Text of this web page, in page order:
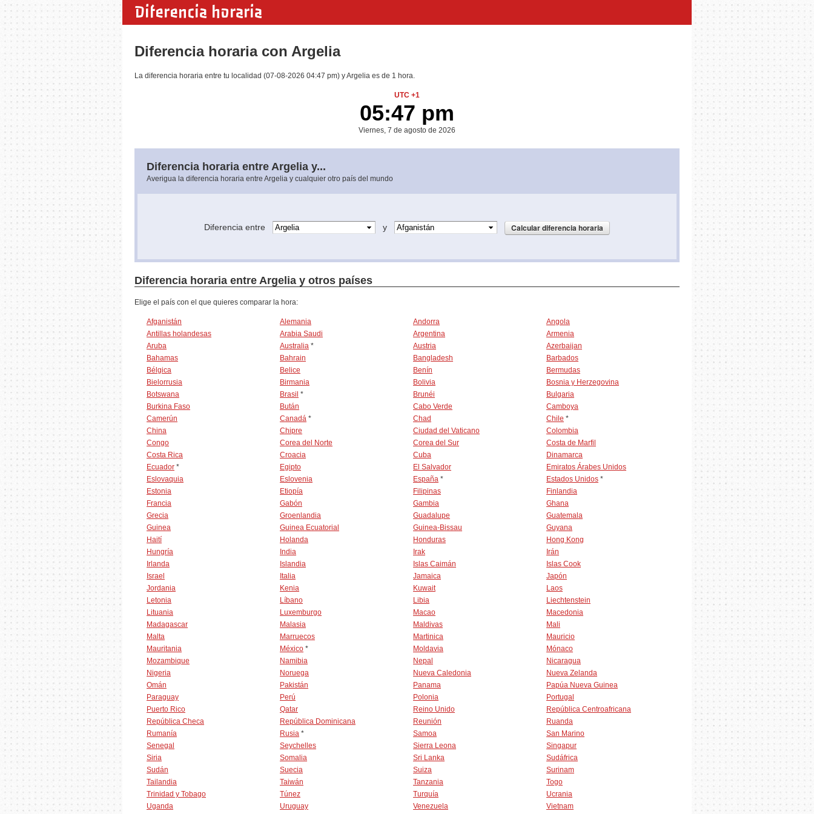
Diferencia horaria
Diferencia horaria con Argelia
La diferencia horaria entre tu localidad (07-08-2026 04:47 pm) y Argelia es de 1 hora.
UTC +1
05:47 pm
Viernes, 7 de agosto de 2026
Diferencia horaria entre Argelia y...
Averigua la diferencia horaria entre Argelia y cualquier otro país del mundo
Diferencia entre y
Diferencia horaria entre Argelia y otros países
Elige el país con el que quieres comparar la hora:
Afganistán Alemania Andorra
Angola
Antillas holandesas
Arabia Saudi Argentina
Armenia
Aruba
Australia * Austria
Azerbaijan
Bahamas
Bahrain Bangladesh
Barbados
Bélgica
Belice Benín
Bermudas
Bielorrusia
Birmania Bolivia
Bosnia y Herzegovina
Botswana
Brasil * Brunéi
Bulgaria
Burkina Faso
Bután Cabo Verde
Camboya
Camerún
Canadá * Chad Chile *
China
Chipre Ciudad del Vaticano
Colombia
Congo
Corea del Norte Corea del Sur
Costa de Marfil
Costa Rica
Croacia Cuba
Dinamarca
Ecuador * Egipto El Salvador
Emiratos Árabes Unidos
Eslovaquia
Eslovenia España * Estados Unidos *
Estonia
Etiopía Filipinas
Finlandia
Francia
Gabón Gambia
Ghana
Grecia
Groenlandia Guadalupe
Guatemala
Guinea
Guinea Ecuatorial Guinea-Bissau
Guyana
Haití
Holanda Honduras
Hong Kong
Hungría
India Irak
Irán
Irlanda
Islandia Islas Caimán
Islas Cook
Israel
Italia Jamaica
Japón
Jordania
Kenia Kuwait
Laos
Letonia
Líbano Libia
Liechtenstein
Lituania
Luxemburgo Macao
Macedonia
Madagascar
Malasia Maldivas
Mali
Malta
Marruecos Martinica
Mauricio
Mauritania
México * Moldavia
Mónaco
Mozambique
Namibia Nepal
Nicaragua
Nigeria
Noruega Nueva Caledonia
Nueva Zelanda
Omán
Pakistán Panama
Papúa Nueva Guinea
Paraguay
Perú Polonia
Portugal
Puerto Rico
Qatar Reino Unido
República Centroafricana
República Checa
República Dominicana Reunión
Ruanda
Rumanía
Rusia * Samoa
San Marino
Senegal
Seychelles Sierra Leona
Singapur
Siria
Somalia Sri Lanka
Sudáfrica
Sudán
Suecia Suiza
Surinam
Tailandia
Taiwán Tanzania
Togo
Trinidad y Tobago
Túnez Turquía
Ucrania
Uganda
Uruguay Venezuela Vietnam